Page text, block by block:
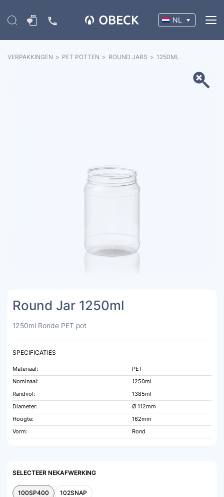
NL
VERPAKKINGEN > PET POTTEN > ROUND JARS > 1250ML
Round Jar 1250ml
1250ml Ronde PET pot
SPECIFICATIES
Materiaal:
PET
Nominaal:
1250ml
Randvol:
1385ml
Diameter:
Ø 112mm
Hoogte:
162mm
Vorm:
Rond
SELECTEER NEKAFWERKING
100SP400 102SNAP